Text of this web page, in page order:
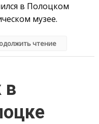
в Полоцком
музее.
чтение
в